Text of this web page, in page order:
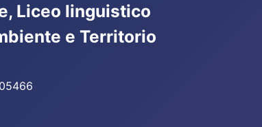
Liceo linguistico
e Territorio